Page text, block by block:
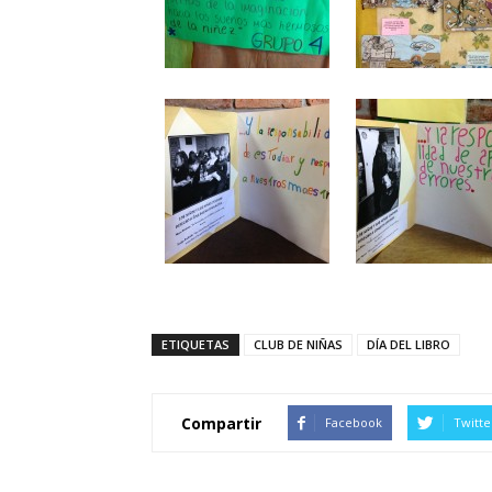
ETIQUETAS CLUB DE NIÑAS DÍA DEL LIBRO
Compartir Facebook